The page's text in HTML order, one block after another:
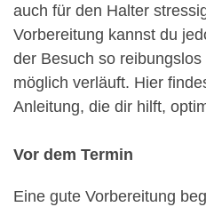
auch für den Halter
Vorbereitung kannst du
der Besuch so
möglich verläuft. Hier
Anleitung, die dir hilft,
Vor dem Termin
Eine gute Vorbereitung